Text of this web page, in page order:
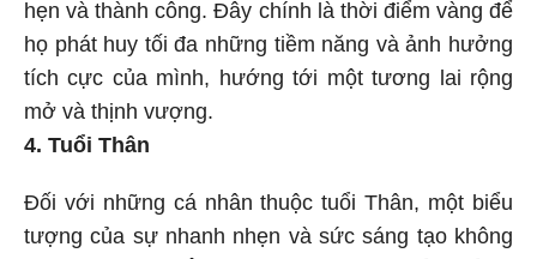
hẹn và thành công. Đây chính là thời điểm vàng để
họ phát huy tối đa những tiềm năng và ảnh hưởng
tích cực của mình, hướng tới một tương lai rộng
mở và thịnh vượng.
4. Tuổi Thân
Đối với những cá nhân thuộc tuổi Thân, một biểu
tượng của sự nhanh nhẹn và sức sáng tạo không